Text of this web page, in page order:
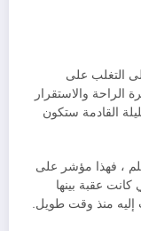
التغلب على
الراحة والاستقرار
القادمة ستكون
، فهذا مؤشر على
عقبة بينها
إليه منذ وقت طويل.